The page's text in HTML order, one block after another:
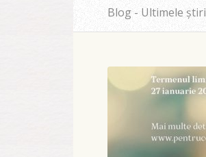
Blog - Ultimele știri